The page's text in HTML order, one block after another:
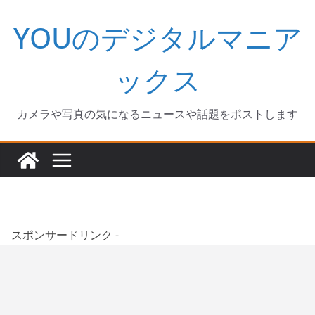
キ
YOUのデジタルマニア
ックス
カメラや写真の気になるニュースや話題をポストします
スポンサードリンク -